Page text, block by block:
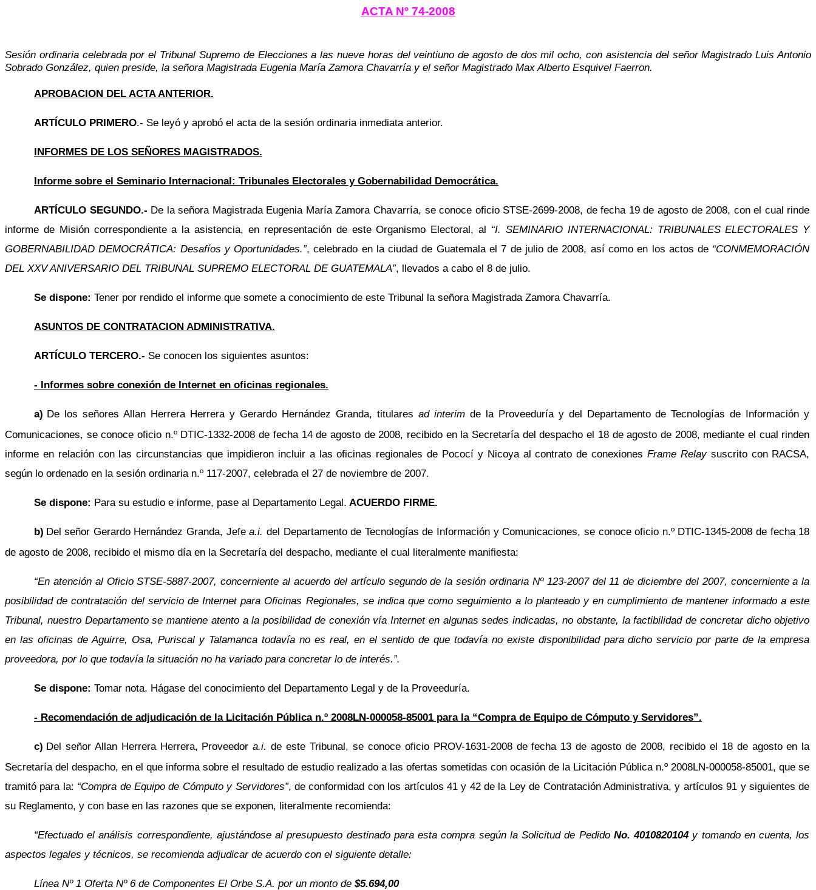
ACTA Nº 74-2008
Sesión ordinaria celebrada por el Tribunal Supremo de Elecciones a las nueve horas del veintiuno de agosto de dos mil ocho, con asistencia del señor Magistrado Luis Antonio
Sobrado González, quien preside, la señora Magistrada Eugenia María Zamora Chavarría y el señor Magistrado Max Alberto Esquivel Faerron.
APROBACION DEL ACTA ANTERIOR.
ARTÍCULO PRIMERO.- Se leyó y aprobó el acta de la sesión ordinaria inmediata anterior.
INFORMES DE LOS SEÑORES MAGISTRADOS.
Informe sobre el Seminario Internacional: Tribunales Electorales y Gobernabilidad Democrática.
ARTÍCULO SEGUNDO.- De la señora Magistrada Eugenia María Zamora Chavarría, se conoce oficio STSE-2699-2008, de fecha 19 de agosto de 2008, con el cual rinde
informe de Misión correspondiente a la asistencia, en representación de este Organismo Electoral, al “I. SEMINARIO INTERNACIONAL: TRIBUNALES ELECTORALES Y
GOBERNABILIDAD DEMOCRÁTICA: Desafíos y Oportunidades.”, celebrado en la ciudad de Guatemala el 7 de julio de 2008, así como en los actos de “CONMEMORACIÓN
DEL XXV ANIVERSARIO DEL TRIBUNAL SUPREMO ELECTORAL DE GUATEMALA”, llevados a cabo el 8 de julio.
Se dispone: Tener por rendido el informe que somete a conocimiento de este Tribunal la señora Magistrada Zamora Chavarría.
ASUNTOS DE CONTRATACION ADMINISTRATIVA.
ARTÍCULO TERCERO.- Se conocen los siguientes asuntos:
- Informes sobre conexión de Internet en oficinas regionales.
a) De los señores Allan Herrera Herrera y Gerardo Hernández Granda, titulares ad interimde la Proveeduría y del Departamento de Tecnologías de Información y
Comunicaciones, se conoce oficio n.º DTIC-1332-2008 de fecha 14 de agosto de 2008, recibido en la Secretaría del despacho el 18 de agosto de 2008, mediante el cual rinden
informe en relación con las circunstancias que impidieron incluir a las oficinas regionales de Pococí y Nicoya al contrato de conexiones Frame Relaysuscrito con RACSA,
según lo ordenado en la sesión ordinaria n.º 117-2007, celebrada el 27 de noviembre de 2007.
Se dispone: Para su estudio e informe, pase al Departamento Legal. ACUERDO FIRME.
b) Del señor Gerardo Hernández Granda, Jefea.i. del Departamento de Tecnologías de Información y Comunicaciones, se conoce oficio n.º DTIC-1345-2008 de fecha 18
de agosto de 2008, recibido el mismo día en la Secretaría del despacho, mediante el cual literalmente manifiesta:
“En atención al Oficio STSE-5887-2007, concerniente al acuerdo del artículo segundo de la sesión ordinaria Nº 123-2007 del 11 de diciembre del 2007, concerniente a la
posibilidad de contratación del servicio de Internet para Oficinas Regionales, se indica que como seguimiento a lo planteado y en cumplimiento de mantener informado a este
Tribunal, nuestro Departamento se mantiene atento a la posibilidad de conexión vía Internet en algunas sedes indicadas, no obstante, la factibilidad de concretar dicho objetivo
en las oficinas de Aguirre, Osa, Puriscal y Talamanca todavía no es real, en el sentido de que todavía no existe disponibilidad para dicho servicio por parte de la empresa
proveedora, por lo que todavía la situación no ha variado para concretar lo de interés.”.
Se dispone: Tomar nota. Hágase del conocimiento del Departamento Legal y de la Proveeduría.
- Recomendación de adjudicación de la Licitación Pública n.º 2008LN-000058-85001 para la “Compra de Equipo de Cómputo y Servidores”.
c) Del señor Allan Herrera Herrera, Proveedora.i. de este Tribunal, se conoce oficio PROV-1631-2008 de fecha 13 de agosto de 2008, recibido el 18 de agosto en la
Secretaría del despacho, en el que informa sobre el resultado de estudio realizado a las ofertas sometidas con ocasión de la Licitación Pública n.º 2008LN-000058-85001, que se
tramitó para la: “Compra de Equipo de Cómputo y Servidores”, de conformidad con los artículos 41 y 42 de la Ley de Contratación Administrativa, y artículos 91 y siguientes de
su Reglamento, y con base en las razones que se exponen, literalmente recomienda:
“Efectuado el análisis correspondiente, ajustándose al presupuesto destinado para esta compra según la Solicitud de Pedido No. 4010820104 y tomando en cuenta, los
aspectos legales y técnicos, se recomienda adjudicar de acuerdo con el siguiente detalle:
Línea Nº 1 Oferta Nº 6 de Componentes El Orbe S.A. por un monto de $5.694,00